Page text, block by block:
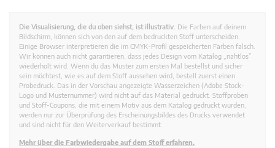
Die Visualisierung, die du oben siehst, ist illustrativ. Die Farben auf deinem
Bildschirm, können sich von den auf dem bedruckten Stoff unterscheiden.
Einige Browser interpretieren die im CMYK-Profil gespeicherten Farben falsch.
Wir können auch nicht garantieren, dass jedes Design vom Katalog „nahtlos”
wiederholt wird. Wenn du das Muster zum ersten Mal bestellst und sicher
sein möchtest, wie es auf dem Stoff aussehen wird, bestell zuerst einen
Probedruck. Das in der Vorschau angezeigte Wasserzeichen (Adobe Stock-
Logo und Musternummer) wird nicht auf das Material gedruckt. Stoffproben
und Stoff-Coupons, die mit einem Motiv aus dem Katalog gedruckt wurden,
werden nur zur Überprüfung des Erscheinungsbildes des Drucks verwendet
und sind nicht für den Weiterverkauf bestimmt.
Mehr über die Farbwiedergabe auf dem Stoff erfahren.